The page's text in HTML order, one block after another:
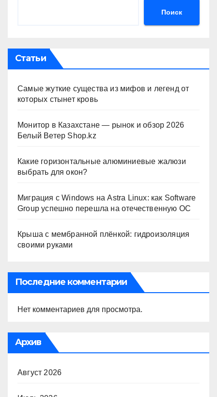
Поиск
Статьи
Самые жуткие существа из мифов и легенд от
которых стынет кровь
Монитор в Казахстане — рынок и обзор 2026
Белый Ветер Shop.kz
Какие горизонтальные алюминиевые жалюзи
выбрать для окон?
Миграция с Windows на Astra Linux: как Software
Group успешно перешла на отечественную ОС
Крыша с мембранной плёнкой: гидроизоляция
своими руками
Последние комментарии
Нет комментариев для просмотра.
Архив
Август 2026